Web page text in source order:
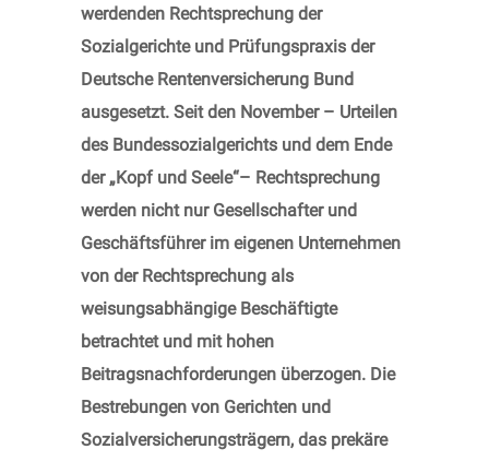
werdenden Rechtsprechung der
Sozialgerichte und Prüfungspraxis der
Deutsche Rentenversicherung Bund
ausgesetzt. Seit den November – Urteilen
des Bundessozialgerichts und dem Ende
der „Kopf und Seele“– Rechtsprechung
werden nicht nur Gesellschafter und
Geschäftsführer im eigenen Unternehmen
von der Rechtsprechung als
weisungsabhängige Beschäftigte
betrachtet und mit hohen
Beitragsnachforderungen überzogen. Die
Bestrebungen von Gerichten und
Sozialversicherungsträgern, das prekäre